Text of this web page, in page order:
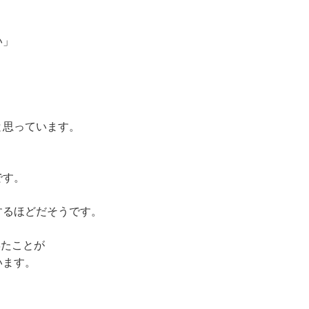
っています。
。
ほどだそうです。
ことが
す。